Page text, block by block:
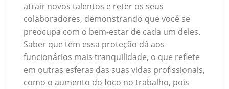
atrair novos talentos e reter os seus
colaboradores, demonstrando que você se
preocupa com o bem-estar de cada um deles.
Saber que têm essa proteção dá aos
funcionários mais tranquilidade, o que reflete
em outras esferas das suas vidas profissionais,
como o aumento do foco no trabalho, pois